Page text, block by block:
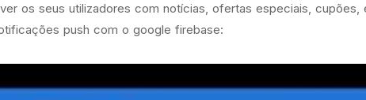
os seus utilizadores com notícias, ofertas especiais, cupões,
push com o google firebase: